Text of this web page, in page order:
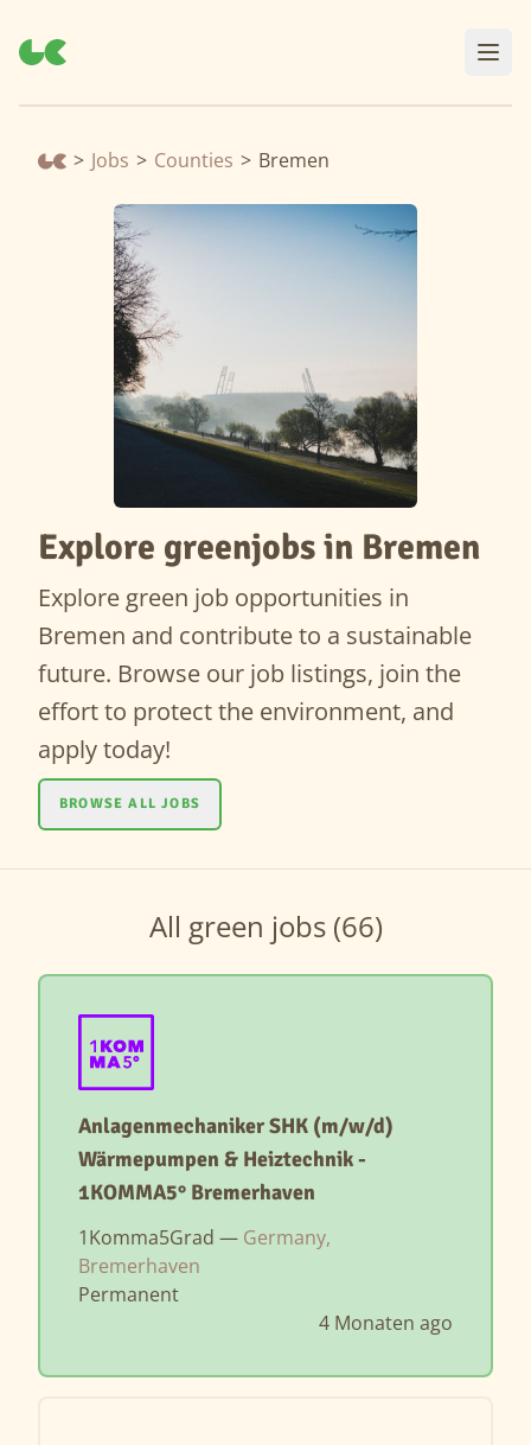
> Jobs > Counties > Bremen
Explore greenjobs in Bremen
Explore green job opportunities in
Bremen and contribute to a sustainable
future. Browse our job listings, join the
effort to protect the environment, and
apply today!
BROWSE ALL JOBS
All green jobs (66)
Anlagenmechaniker SHK (m/w/d)
Wärmepumpen & Heiztechnik -
1KOMMA5° Bremerhaven
1Komma5Grad — Germany,
Bremerhaven
Permanent
4 Monaten ago